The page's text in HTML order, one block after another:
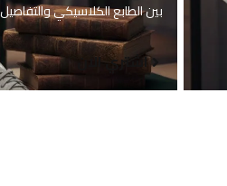
بين الطابع الكلاسيكي
اشتري الان